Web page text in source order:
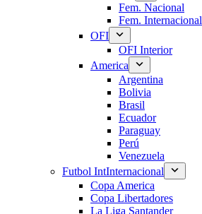
Fem. Nacional
Fem. Internacional
OFI
OFI Interior
America
Argentina
Bolivia
Brasil
Ecuador
Paraguay
Perú
Venezuela
Futbol IntInternacional
Copa America
Copa Libertadores
La Liga Santander